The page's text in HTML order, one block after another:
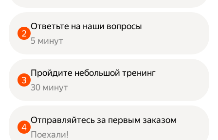
Ответьте на наши вопросы
5 минут
Пройдите небольшой тренинг
30 минут
Отправляйтесь за первым заказом
Поехали!